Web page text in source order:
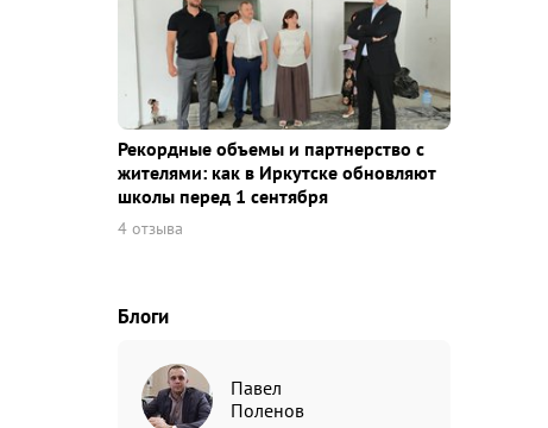
Рекордные объемы и партнерство с
жителями: как в Иркутске обновляют
школы перед 1 сентября
4 отзыва
Блоги
Павел
Поленов